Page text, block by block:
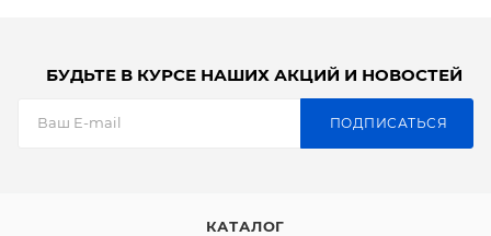
БУДЬТЕ В КУРСЕ НАШИХ АКЦИЙ И НОВОСТЕЙ
ПОДПИСАТЬСЯ
КАТАЛОГ